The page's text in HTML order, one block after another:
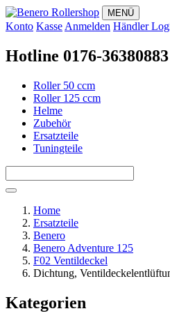
MENÜ
Konto Kasse Anmelden Händler
Hotline 0176-36380883
Roller 50 ccm
Roller 125 ccm
Helme
Zubehör
Ersatzteile
Tuningteile
Home
Ersatzteile
Benero
Benero Adventure 125
F02 Ventildeckel
Dichtung,
Kategorien